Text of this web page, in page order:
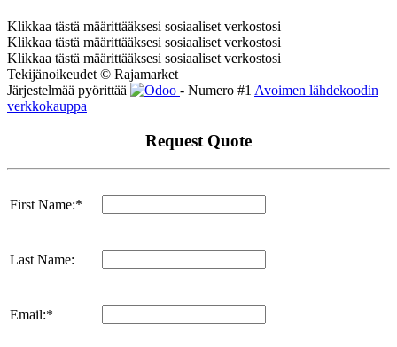
Klikkaa tästä määrittääksesi sosiaaliset verkostosi
Klikkaa tästä määrittääksesi sosiaaliset verkostosi
Klikkaa tästä määrittääksesi sosiaaliset verkostosi
Tekijänoikeudet © Rajamarket
Järjestelmää pyörittää
- Numero #1 Avoimen lähdekoodin
verkkokauppa
Request Quote
First Name:*
Last Name:
Email:*